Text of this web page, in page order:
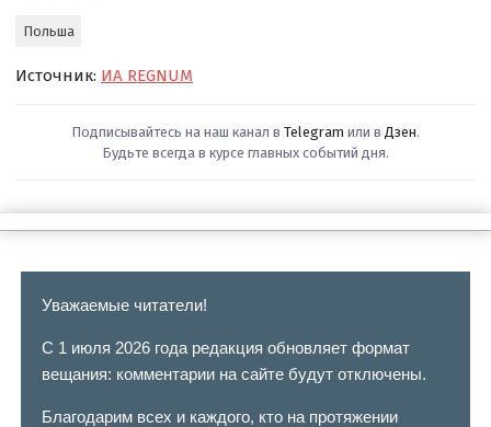
Польша
Источник: ИА REGNUM
Подписывайтесь на наш канал в Telegram или в Дзен.
Будьте всегда в курсе главных событий дня.
Уважаемые читатели!
С 1 июля 2026 года редакция обновляет формат
вещания: комментарии на сайте будут отключены.
Благодарим всех и каждого, кто на протяжении